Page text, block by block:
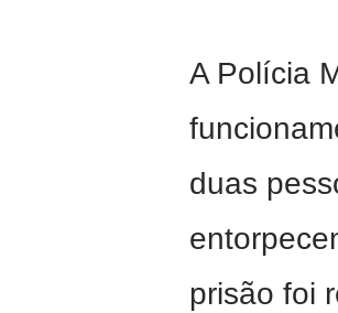
A Polícia
duas
prisão foi